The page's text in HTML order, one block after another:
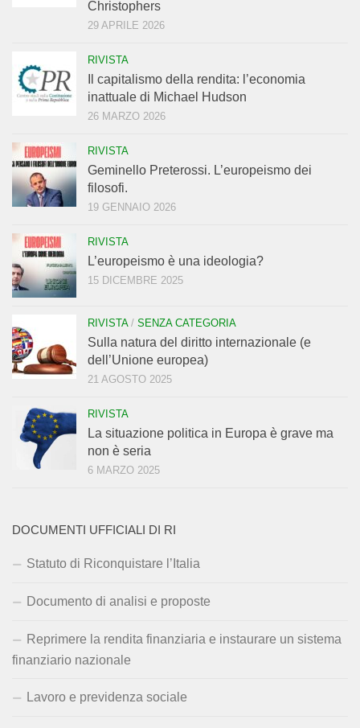
Christophers
29 APRILE 2026
RIVISTA
Il capitalismo della rendita: l’economia
inattuale di Michael Hudson
26 MARZO 2026
RIVISTA
Geminello Preterossi. L’europeismo dei
filosofi.
19 GENNAIO 2026
RIVISTA
L’europeismo è una ideologia?
15 DICEMBRE 2025
RIVISTA/ SENZA CATEGORIA
Sulla natura del diritto internazionale (e
dell’Unione europea)
21 AGOSTO 2025
RIVISTA
La situazione politica in Europa è grave ma
non è seria
6 MARZO 2025
DOCUMENTI UFFICIALI DI RI
Statuto di Riconquistare l’Italia
Documento di analisi e proposte
Reprimere la rendita finanziaria e instaurare un sistema
finanziario nazionale
Lavoro e previdenza sociale